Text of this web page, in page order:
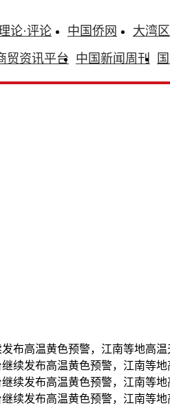
论·评论 中国侨网 大湾区
贸资讯平台 中国新闻周刊
布高温黄色预警，江南等地高
续发布高温黄色预警，江南等地
续发布高温黄色预警，江南等地
续发布高温黄色预警，江南等地